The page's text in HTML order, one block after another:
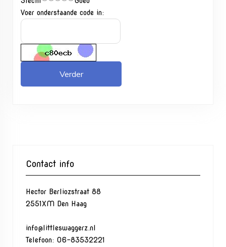
Voer onderstaande code in:
Verder
Contact info
Hector Berliozstraat 88
2551XM Den Haag
info@littleswaggerz.nl
Telefoon: 06-83532221